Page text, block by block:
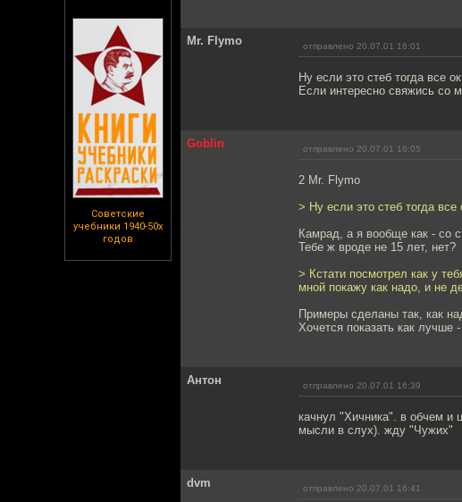
Советские
учебники 1940-50х
годов
Mr. Flymo отправлено 20.07.01 16:01
Ну если это стеб тогда все
Если интересно свяжись со
Goblin отправлено 20.07.01 16:05
2 Mr. Flymo
> Ну если это стеб тогда все
Камрад, а я вообще как - со
Тебе ж вроде не 15 лет, нет?
> Кстати посмотрел как у
мной покажу как надо, и не
Примеры сделаны так, как
Хочется показать как лучше
Антон отправлено 20.07.01 16:39
качнул "Хичника". в обчем и
мысли в слух). жду "Чужих"
dvm отправлено 20.07.01 16:41